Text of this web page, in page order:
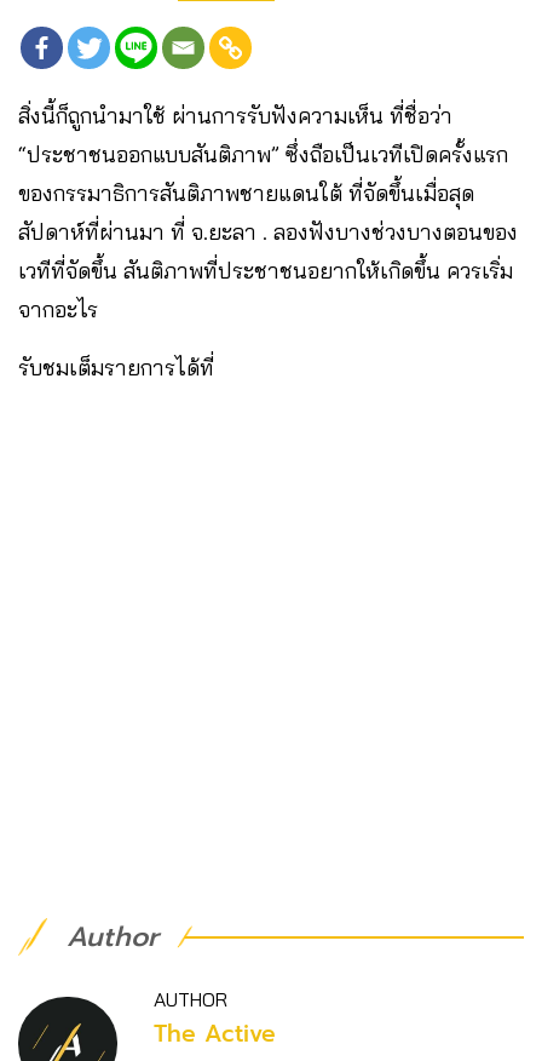
สิ่งนี้ก็ถูกนำมาใช้ ผ่านการรับฟังความเห็น ที่ชื่อว่า
“ประชาชนออกแบบสันติภาพ” ซึ่งถือเป็นเวทีเปิดครั้งแรก
ของกรรมาธิการสันติภาพชายแดนใต้ ที่จัดขึ้นเมื่อสุด
สัปดาห์ที่ผ่านมา ที่ จ.ยะลา . ลองฟังบางช่วงบางตอนของ
เวทีที่จัดขึ้น สันติภาพที่ประชาชนอยากให้เกิดขึ้น ควรเริ่ม
จากอะไร
รับชมเต็มรายการได้ที่
Author
AUTHOR
The Active